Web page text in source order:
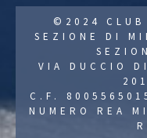
©2024
SEZIONE DI
VIA DUCCIO
C.F.
NUMERO REA